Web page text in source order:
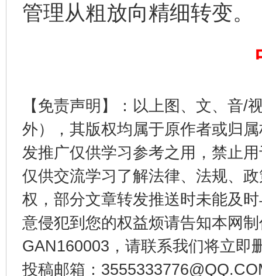
管理从粗放向精细转变。
【免责声明】：以上图、文、音/
外），其版权均属于原作者或归
发推广仅供学习参考之用，禁止
仅供交流学习了解法律、法规、
权，部分文章转发推送时未能及
意侵犯到您的权益烦请告知本网
GAN160003，请联系我们将立即
投稿邮箱：
千年窑火 生生不息 一